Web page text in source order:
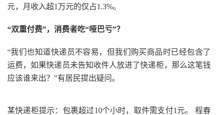
元，月收入超1万元的仅占1.3%。
“双重付费”，消费者吃“哑巴亏”？
“我们也知道快递员不容易，但我们购买商品时已经包含了
运费，如果快递员未告知收件人放进了快递柜，那么这笔钱
应该谁来出？”有居民提出疑问。
某快递柜提示：包裹超过10个小时，取件需支付1元。 程春